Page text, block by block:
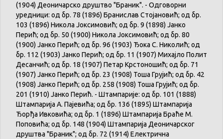
(1904) Деоничарско друштво "Браник". - Одговорни
уредници: од бр. 78 (1896) Бранислав Стојановић; од бр.
103 (1896) Никола Јоксимовић; од бр. 9 (1898) Јанко
Перић; од бр. 50 (1900) Никола Јоксимовић; од бр. 80
(1900) Јанко Перић; од бр. 96 (1903) Ђока С. Николић; од
бр. 112 (1903) Јанко Перић; од бр. 11 (1907) Михајло Полит
Десанчић; од бр. 18 (1907) Петар Крстоношић; од бр. 71
(1907) Јанко Перић; од бр. 23 (1908) Тоша Грујић; од бр. 42
(1908) Јанко Перић; од бр. 258 (1908) Тоша Грујић; од бр.
201 (1910) Јанко Перић. - Штампарије: од бр. 101 (1888)
Штампарија А. Пајевића; од бр. 136 (1895) Штампарија
Ђорђа Ивковића; од бр. 1 (1896) Штампарија Браће М.
Поповића; од бр. 148 (1904) Штампарија Деоничарског
друштва "Браник"; од бр. 72 (1914) Електрична